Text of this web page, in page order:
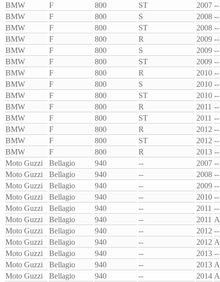
BMW
F 800 ST 2007 --
BMW
F 800 S 2008 --
BMW
F 800 ST 2008 --
BMW
F 800 R 2009 --
BMW
F 800 S 2009 --
BMW
F 800 ST 2009 --
BMW
F 800 R 2010 --
BMW
F 800 S 2010 --
BMW
F 800 ST 2010 --
BMW
F 800 R 2011 --
BMW
F 800 ST 2011 --
BMW
F 800 R 2012 --
BMW
F 800 ST 2012 --
BMW
F 800 R 2013 --
Moto Guzzi
Bellagio 940 -- 2007 --
Moto Guzzi
Bellagio 940 -- 2008 --
Moto Guzzi
Bellagio 940 -- 2009 --
Moto Guzzi
Bellagio 940 -- 2010 --
Moto Guzzi
Bellagio 940 -- 2011 --
Moto Guzzi
Bellagio 940 -- 2011
Moto Guzzi
Bellagio 940 -- 2012 --
Moto Guzzi
Bellagio 940 -- 2012
Moto Guzzi
Bellagio 940 -- 2013 --
Moto Guzzi
Bellagio 940 -- 2013
Moto Guzzi
Bellagio 940 -- 2014